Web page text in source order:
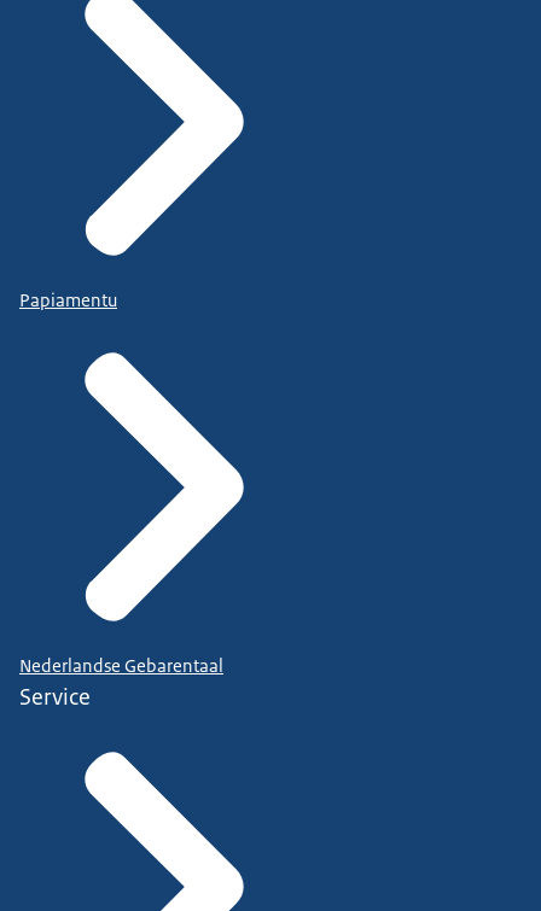
Papiamentu
Nederlandse Gebarentaal
Service